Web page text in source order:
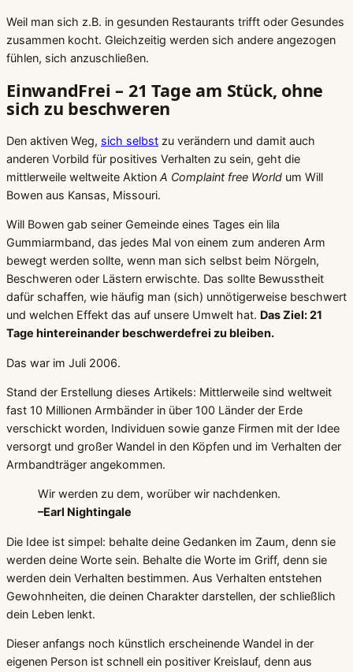
Weil man sich z.B. in gesunden Restaurants trifft oder Gesundes
zusammen kocht. Gleichzeitig werden sich andere angezogen
fühlen, sich anzuschließen.
EinwandFrei – 21 Tage am Stück, ohne
sich zu beschweren
Den aktiven Weg, sich selbst zu verändern und damit auch
anderen Vorbild für positives Verhalten zu sein, geht die
mittlerweile weltweite Aktion A Complaint free World um Will
Bowen aus Kansas, Missouri.
Will Bowen gab seiner Gemeinde eines Tages ein lila
Gummiarmband, das jedes Mal von einem zum anderen Arm
bewegt werden sollte, wenn man sich selbst beim Nörgeln,
Beschweren oder Lästern erwischte. Das sollte Bewusstheit
dafür schaffen, wie häufig man (sich) unnötigerweise beschwert
und welchen Effekt das auf unsere Umwelt hat. Das Ziel: 21
Tage hintereinander beschwerdefrei zu bleiben.
Das war im Juli 2006.
Stand der Erstellung dieses Artikels: Mittlerweile sind weltweit
fast 10 Millionen Armbänder in über 100 Länder der Erde
verschickt worden, Individuen sowie ganze Firmen mit der Idee
versorgt und großer Wandel in den Köpfen und im Verhalten der
Armbandträger angekommen.
Wir werden zu dem, worüber wir nachdenken.
–Earl Nightingale
Die Idee ist simpel: behalte deine Gedanken im Zaum, denn sie
werden deine Worte sein. Behalte die Worte im Griff, denn sie
werden dein Verhalten bestimmen. Aus Verhalten entstehen
Gewohnheiten, die deinen Charakter darstellen, der schließlich
dein Leben lenkt.
Dieser anfangs noch künstlich erscheinende Wandel in der
eigenen Person ist schnell ein positiver Kreislauf, denn aus